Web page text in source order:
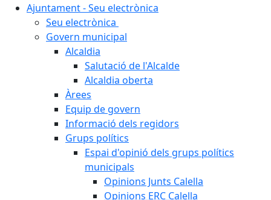
Ajuntament - Seu electrònica
Seu electrònica
Govern municipal
Alcaldia
Salutació de l'Alcalde
Alcaldia oberta
Àrees
Equip de govern
Informació dels regidors
Grups polítics
Espai d'opinió dels grups polítics
municipals
Opinions Junts Calella
Opinions ERC Calella